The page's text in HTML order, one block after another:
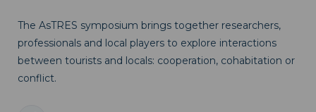
The AsTRES symposium brings together researchers,
professionals and local players to explore interactions
between tourists and locals: cooperation, cohabitation or
conflict.